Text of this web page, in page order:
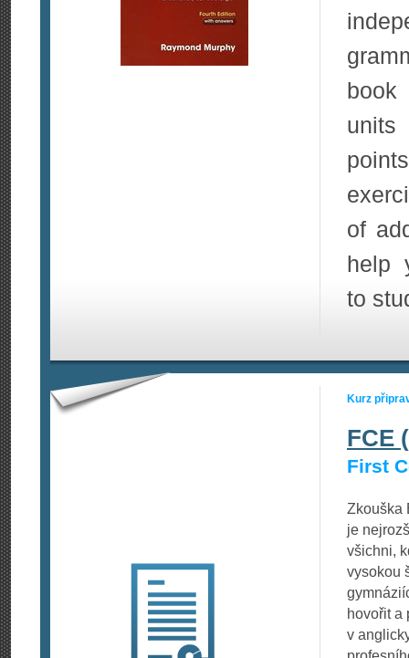
book
of
help
to
Kurz
FCE
First
Zkouška
je
všichni,
vysokou
hovořit a
v